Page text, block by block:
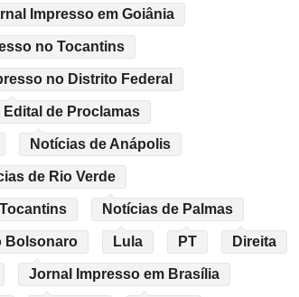
Impresso em Goiânia
no Tocantins
no Distrito Federal
Edital de Proclamas
Notícias de Anápolis
de Rio Verde
Notícias de Palmas
Bolsonaro Lula PT Direita
Jornal Impresso em Brasília